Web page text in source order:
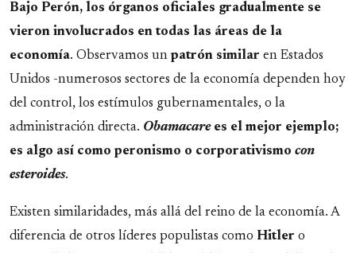
Bajo Perón, los órganos oficiales gradualmente se
vieron involucrados en todas las áreas de la
economía. Observamos un patrón similar en Estados
Unidos -numerosos sectores de la economía dependen hoy
del control, los estímulos gubernamentales, o la
administración directa. Obamacarees el mejor ejemplo;
es algo así como peronismo o corporativismo con
esteroides.
Existen similaridades, más allá del reino de la economía. A
diferencia de otros líderes populistas como Hitler o